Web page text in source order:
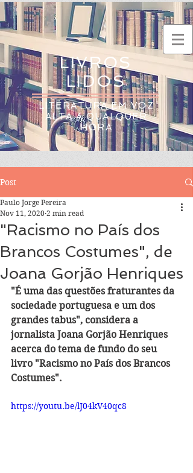
LIVROS
LIDOS
LITERATURA EM VOZ
ALTA A QUALQUER
HORA
Post
"Racismo no País dos
Brancos Costumes", de
Joana Gorjão Henriques
Paulo Jorge Pereira
Nov 11, 2020 2 min read
"É uma das questões fraturantes da
sociedade portuguesa e um dos
grandes tabus", considera a
jornalista Joana Gorjão Henriques
acerca do tema de fundo do seu
livro "Racismo no País dos Brancos
Costumes".
https://youtu.be/lJ04kV40qc8